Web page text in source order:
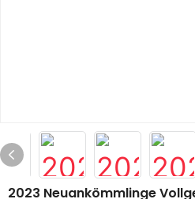
2023 Neuankömmlinge